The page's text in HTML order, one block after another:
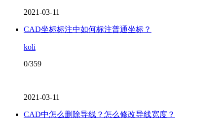
2021-03-11
CAD坐标标注中如何标注普通坐标？
koli
0/359
2021-03-11
CAD中怎么删除导线？怎么修改导线宽度？